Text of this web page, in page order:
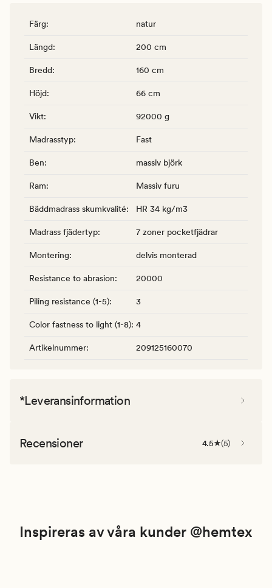
Färg: natur
Längd: 200 cm
Bredd: 160 cm
Höjd: 66 cm
Vikt: 92000 g
Madrasstyp: Fast
Ben: massiv björk
Ram: Massiv furu
Bäddmadrass skumkvalité: HR 34 kg/m3
Madrass fjädertyp: 7 zoner pocketfjädrar
Montering: delvis monterad
Resistance to abrasion: 20000
Piling resistance (1-5): 3
Color fastness to light (1-8): 4
Artikelnummer: 209125160070
*Leveransinformation
Recensioner 4.5 (5)
Inspireras av våra kunder @hemtex